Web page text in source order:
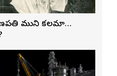
ముని కలమా…